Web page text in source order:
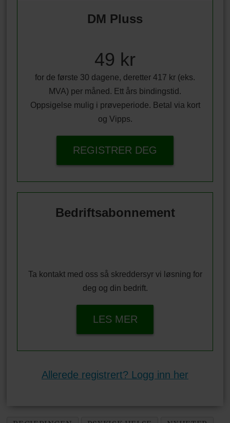
DM Pluss
49 kr
for de første 30 dagene, deretter 417 kr (eks.
MVA) per måned. Ett års bindingstid.
Oppsigelse mulig i prøveperiode. Betal via kort
og Vipps.
REGISTRER DEG
Bedriftsabonnement
Ta kontakt med oss så skreddersyr vi løsning for
deg og din bedrift.
LES MER
Allerede registrert? Logg inn her